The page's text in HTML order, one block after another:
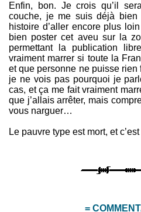
Enfin, bon. Je crois qu’il
couche, je me suis déjà bien
histoire d’aller encore plus
bien poster cet aveu sur la
permettant la publication
vraiment marrer si toute la
et que personne ne puisse rien
je ne vois pas pourquoi je
cas, et ça me fait vraiment
que j’allais arrêter, mais
vous narguer…
Le pauvre type est mort, et
=